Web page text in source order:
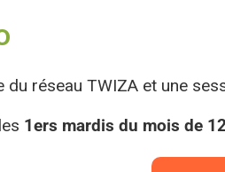
du réseau TWIZA et une
1ers mardis du mois de